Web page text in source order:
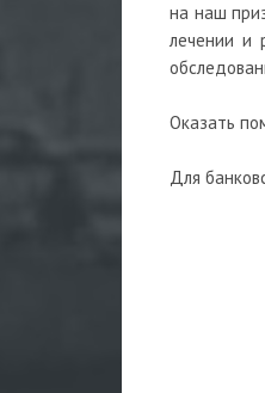
на наш
лечении и
Оказать
Для